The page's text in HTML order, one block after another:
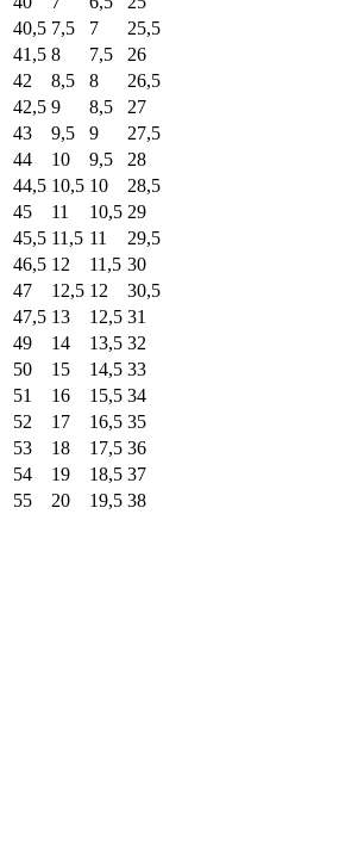
40,5 7,5 7
25,5
41,5 8 7,5
26
42
8,5 8
26,5
42,5 9 8,5
27
43
9,5 9
27,5
44
10 9,5
28
44,5 10,5 10
28,5
45
11 10,5 29
45,5 11,5 11
29,5
46,5 12 11,5 30
47
12,5 12
30,5
47,5 13 12,5 31
49
14 13,5 32
50
15 14,5 33
51
16 15,5 34
52
17 16,5 35
53
18 17,5 36
54
19 18,5 37
55
20 19,5 38